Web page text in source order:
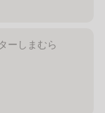
ーしまむら